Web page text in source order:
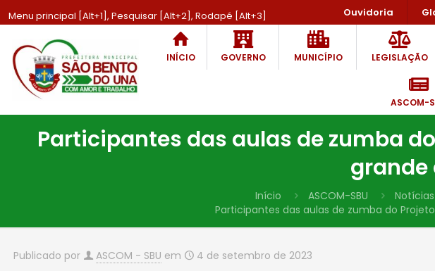
Menu principal [Alt+1], Pesquisar [Alt+2], Rodapé [Alt+3] Ouvidoria
INÍCIO GOVERNO MUNICÍPIO LEGISLAÇÃO
ASCOM-
Participantes das aulas de zumba
Início ASCOM-SBU Notícias
Participantes das aulas de zumba do
Publicado por ASCOM - SBU em 4 de setembro de 2023